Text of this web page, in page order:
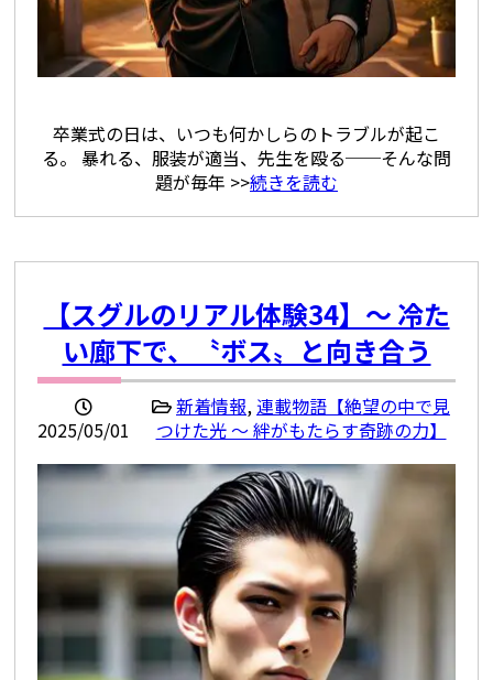
卒業式の日は、いつも何かしらのトラブルが起こ
る。 暴れる、服装が適当、先生を殴る──そんな問
題が毎年 >>続きを読む
【スグルのリアル体験34】〜 冷た
い廊下で、〝ボス〟と向き合う
2025/05/01
新着情報, 連載物語【絶望の中で見
つけた光 ～ 絆がもたらす奇跡の力】